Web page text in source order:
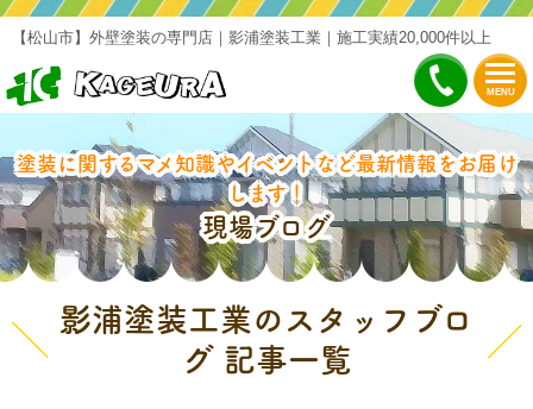
MENU
【松山市】外壁塗装の専門店｜影浦塗装工業｜施工実績20,000件以上
塗装に関するマメ知識やイベントなど最新情報をお届け
します！
現場ブログ
影浦塗装工業のスタッフブロ
グ 記事一覧